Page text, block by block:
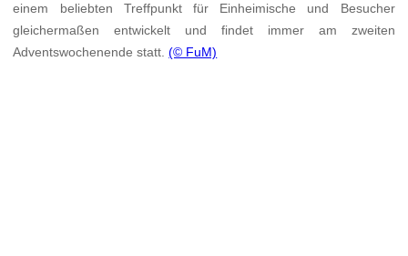
einem beliebten Treffpunkt für Einheimische und Besucher
gleichermaßen entwickelt und findet immer am zweiten
Adventswochenende statt.(© FuM)